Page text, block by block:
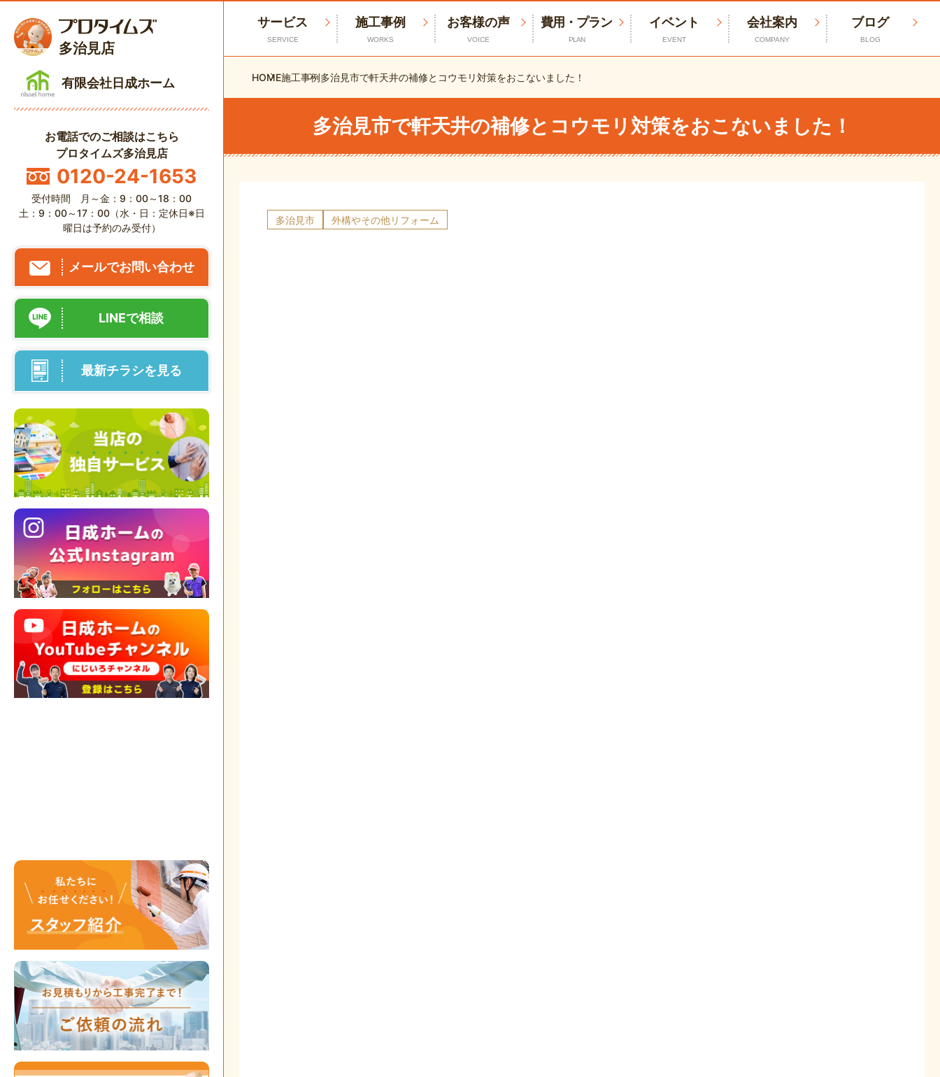
多治見店
有限会社日成ホーム
お電話でのご相談はこちら
プロタイムズ多治見店
0120-24-1653
受付時間 月～金：9：00～18：00
土：9：00～17：00（水・日：定休日※日
曜日は予約のみ受付）
メールでお問い合わせ
LINEで相談
最新チラシを見る
サービス
SERVICE
施工事例
WORKS
お客様の声
VOICE
費用・プラン
PLAN
イベント
EVENT
会社案内
COMPANY
ブログ
BLOG
HOME施工事例多治見市で軒天井の補修とコウモリ対策をおこないました！
多治見市で軒天井の補修とコウモリ対策をおこないました！
多治見市 外構やその他リフォーム